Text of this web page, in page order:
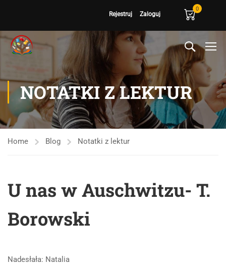
Rejestruj Zaloguj
0
NOTATKI Z LEKTUR
Home Blog Notatki z lektur
U nas w Auschwitzu- T.
Borowski
Nadesłała: Natalia